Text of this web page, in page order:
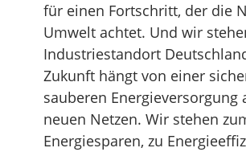
für einen Fortschritt, der die
Umwelt achtet. Und wir
Industriestandort
Zukunft hängt von einer
sauberen Energieversorgung
neuen Netzen. Wir stehen
Energiesparen, zu